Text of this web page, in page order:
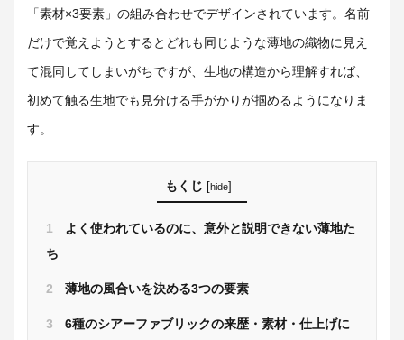
「素材×3要素」の組み合わせでデザインされています。名前
だけで覚えようとするとどれも同じような薄地の織物に見え
て混同してしまいがちですが、生地の構造から理解すれば、
初めて触る生地でも見分ける手がかりが掴めるようになりま
す。
もくじ [hide]
1
よく使われているのに、意外と説明できない薄地た
ち
2 薄地の風合いを決める3つの要素
3
6種のシアーファブリックの来歴・素材・仕上げに